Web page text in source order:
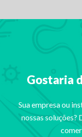
Gostaria
Sua empresa ou
nossas soluções?